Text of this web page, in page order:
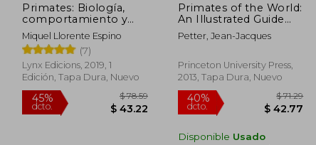
Primates: Biología,
comportamiento y
evolución
Miquel Llorente Espino
(7)
Lynx Edicions, 2019, 1
Edición, Tapa Dura, Nuevo
Primates of the World:
An Illustrated Guide
(en Inglés)
Petter, Jean-Jacques
Princeton University Press,
2013, Tapa Dura, Nuevo
Disponible Usado